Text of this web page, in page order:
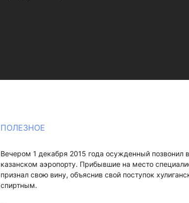
ПОЛЕЗНОЕ
Вечером 1 декабря 2015 года осужденный позвонил
казанском аэропорту. Прибывшие на место
признал свою вину, объяснив свой поступок
спиртным.